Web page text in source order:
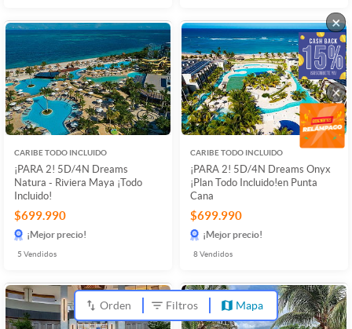
CARIBE TODO INCLUIDO
¡PARA 2! 5D/4N Dreams
Natura - Riviera Maya ¡Todo
Incluido!
$699.990
¡Mejor precio!
5 Vendidos
CARIBE TODO INCLUIDO
¡PARA 2! 5D/4N Dreams Onyx
¡Plan Todo Incluido!en Punta
Cana
$699.990
¡Mejor precio!
8Vendidos
Orden Filtros Mapa
×
×